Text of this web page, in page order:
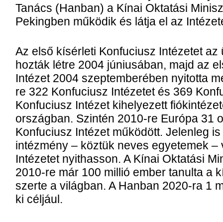
Tanács (Hanban) a Kínai Oktatási
Pekingben működik és látja el az
Az első kísérleti Konfuciusz Intézetet az
hozták létre 2004 júniusában, majd az
Intézet 2004 szeptemberében nyitotta
re 322 Konfuciusz Intézetet és 369
Konfuciusz Intézet kihelyezett
országban. Szintén 2010-re Európa 31
Konfuciusz Intézet működött. Jelenleg
intézmény – köztük neves egyetemek
Intézetet nyithasson. A Kínai Oktatási
2010-re már 100 millió ember tanulta a
szerte a világban. A Hanban 2020-ra 1
ki céljául.